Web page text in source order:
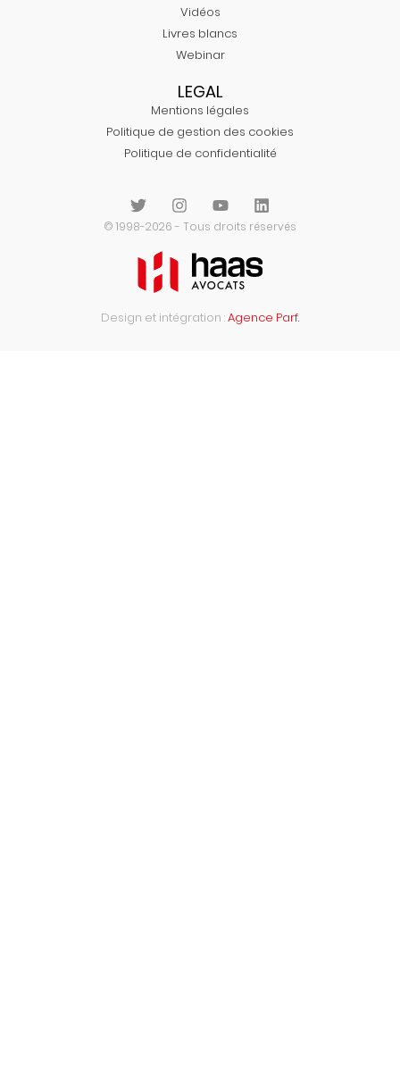
Vidéos
Livres blancs
Webinar
LEGAL
Mentions légales
Politique de gestion des cookies
Politique de confidentialité
© 1998-2026 - Tous droits réservés
Design et intégration :Agence Parf.